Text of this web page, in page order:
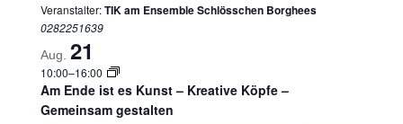
Veranstalter:TIK am Ensemble Schlösschen Borghees
0282251639
Aug. 21
10:00–16:00
Am Ende ist es Kunst – Kreative Köpfe –
Gemeinsam gestalten